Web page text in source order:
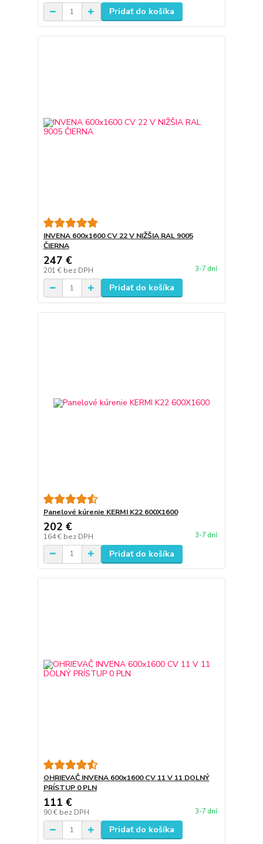
Pridať do košíka
INVENA 600x1600 CV 22 V NIŽŠIA RAL 9005
ČIERNA
247 €
201 € bez DPH 3-7 dní
Pridať do košíka
Panelové kúrenie KERMI K22 600X1600
202 €
164 € bez DPH 3-7 dní
Pridať do košíka
OHRIEVAČ INVENA 600x1600 CV 11 V 11 DOLNÝ
PRÍSTUP 0 PLN
111 €
90 € bez DPH 3-7 dní
Pridať do košíka